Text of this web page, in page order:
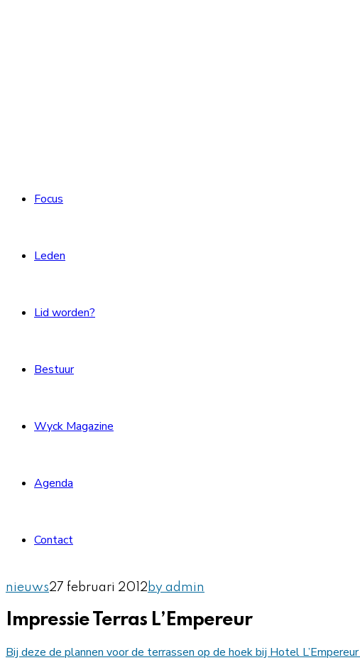
Focus
Leden
Lid worden?
Bestuur
Wyck Magazine
Agenda
Contact
nieuws27 februari 2012 by admin
Impressie Terras L’Empereur
Bij deze de plannen voor de terrassen op de hoek bij Hotel L’Empereur